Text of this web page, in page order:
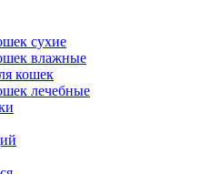
сухие
влажные
кошек
лечебные